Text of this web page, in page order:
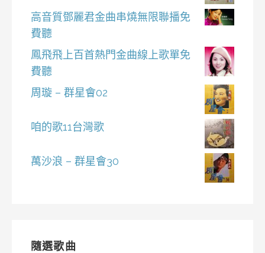
高音質鄧麗君金曲串燒無限聯播免
費聽
鳳飛飛上百首熱門金曲線上歌單免
費聽
周璇 – 群星會02
咱的歌11台灣歌
萬沙浪 – 群星會30
隨選歌曲